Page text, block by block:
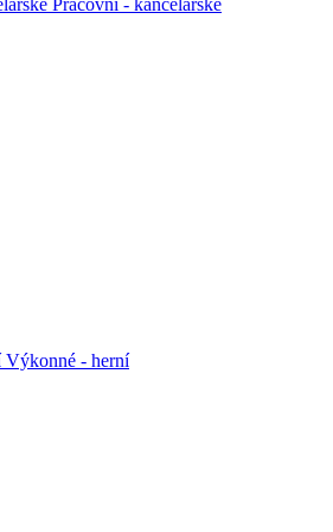
Pracovní - kancelářské
Výkonné - herní